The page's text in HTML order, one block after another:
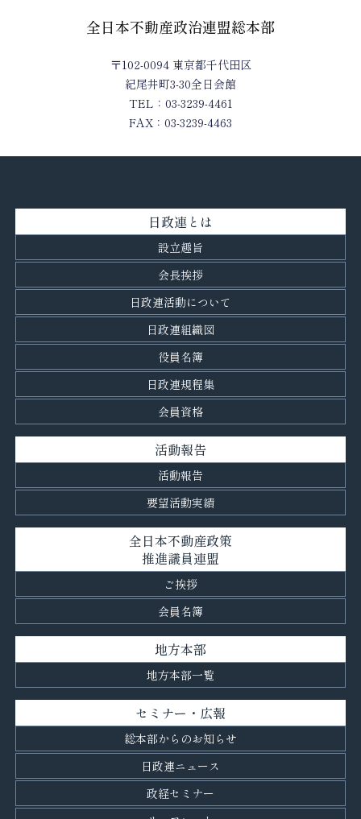
全日本不動産政治連盟総本部
〒102-0094 東京都千代田区
紀尾井町3-30全日会館
TEL：03-3239-4461
FAX：03-3239-4463
日政連とは
設立趣旨
会長挨拶
日政連活動について
日政連組織図
役員名簿
日政連規程集
会員資格
活動報告
活動報告
要望活動実績
全日本不動産政策
推進議員連盟
ご挨拶
会員名簿
地方本部
地方本部一覧
セミナー・広報
総本部からのお知らせ
日政連ニュース
政経セミナー